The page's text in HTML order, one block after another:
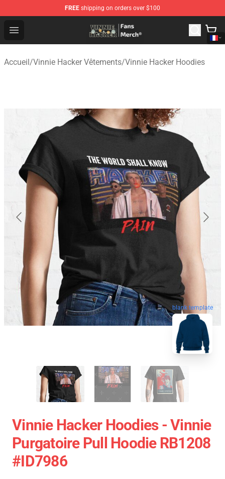
FREE shipping on orders over $100
Open menu
Vinnie Hacker Store - Official Vinnie Hacker Merchandise
Accueil/Vinnie Hacker Vêtements/Vinnie Hacker Hoodies
blank template
Vinnie Hacker Hoodies - Vinnie
Purgatoire Pull Hoodie RB1208
#ID7986